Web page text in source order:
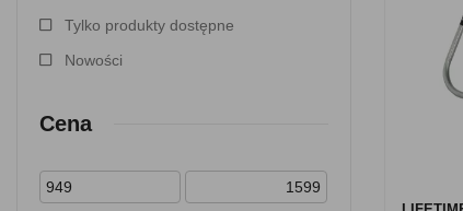
Tylko produkty dostępne
Nowości
Cena